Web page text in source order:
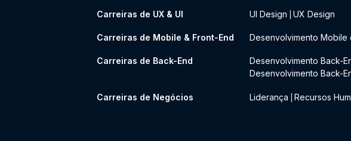
Carreiras de UX & UI UI Design UX Design
Carreiras de Mobile & Front-End Desenvolvimento Mobile
Carreiras de Back-End Desenvolvimento Back-
Desenvolvimento Back-
Carreiras de Negócios Liderança Recursos